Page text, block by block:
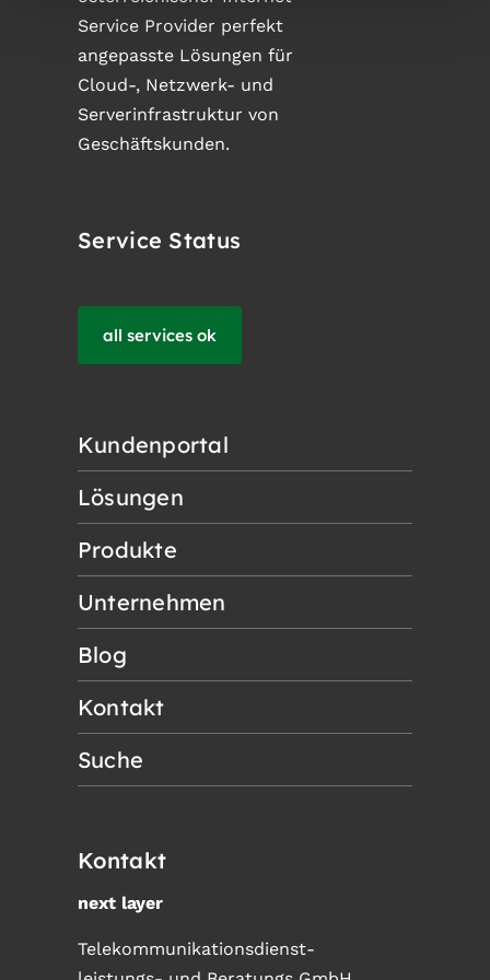
Service Provider perfekt
angepasste Lösungen für
Cloud-, Netzwerk- und
Serverinfrastruktur von
Geschäftskunden.
Service Status
all services ok
Kundenportal
Lösungen
Produkte
Unternehmen
Blog
Kontakt
Suche
Kontakt
next layer
Telekommunikationsdienst-